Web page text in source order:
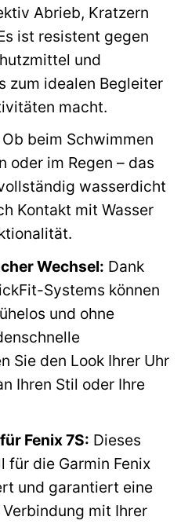
Abrieb, Kratzern
ist resistent gegen
und
zum idealen Begleiter
macht.
Ob beim Schwimmen
oder im Regen – das
wasserdicht
Kontakt mit Wasser
Wechsel: Dank
Systems können
und ohne
Sie den Look Ihrer Uhr
Ihren Stil oder Ihre
Fenix 7S: Dieses
für die Garmin Fenix
und garantiert eine
mit Ihrer